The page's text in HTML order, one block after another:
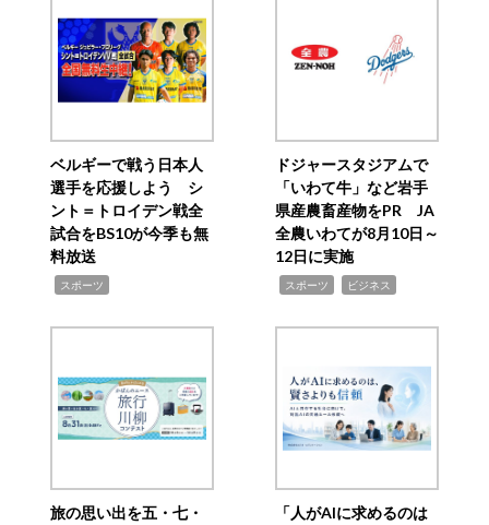
ベルギーで戦う日本人
選手を応援しよう シ
ント＝トロイデン戦全
試合をBS10が今季も無
料放送
スポーツ
ドジャースタジアムで
「いわて牛」など岩手
県産農畜産物をPR JA
全農いわてが8月10日～
12日に実施
スポーツ ビジネス
旅の思い出を五・七・
「人がAIに求めるのは